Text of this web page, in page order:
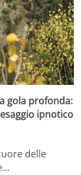
gola profonda:
ipnotico
delle